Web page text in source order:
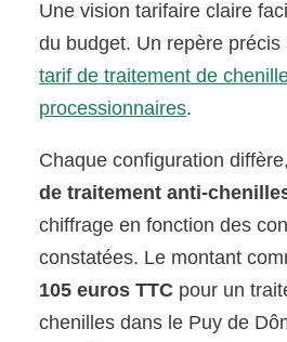
Une vision tarifaire claire
du budget. Un repère
tarif de traitement de
processionnaires.
Chaque configuration
de traitement anti-
chiffrage en fonction des
constatées. Le montant
105 euros TTC pour un
chenilles dans le Puy de